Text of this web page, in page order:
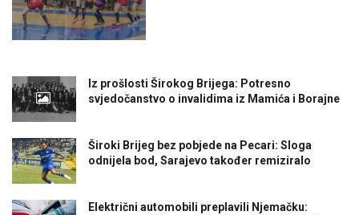
Iz prošlosti Širokog Brijega: Potresno
svjedočanstvo o invalidima iz Mamića i Borajne
Široki Brijeg bez pobjede na Pecari: Sloga
odnijela bod, Sarajevo također remiziralo
Električni automobili preplavili Njemačku: